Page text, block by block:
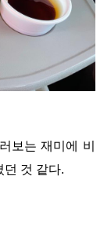
보는 재미에 비
던 것 같다.